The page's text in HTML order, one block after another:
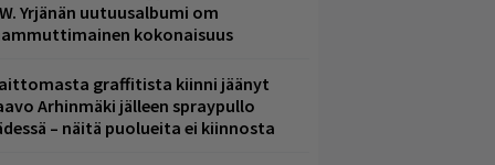
Yrjänän uutuusalbumi om
kokonaisuus
graffitista kiinni jäänyt
Arhinmäki jälleen spraypullo
– näitä puolueita ei kiinnosta